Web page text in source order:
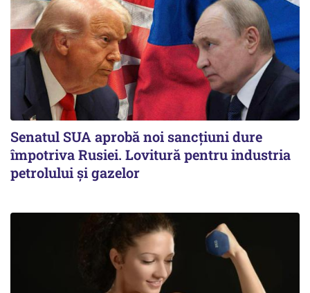
Senatul SUA aprobă noi sancțiuni dure
împotriva Rusiei. Lovitură pentru industria
petrolului și gazelor